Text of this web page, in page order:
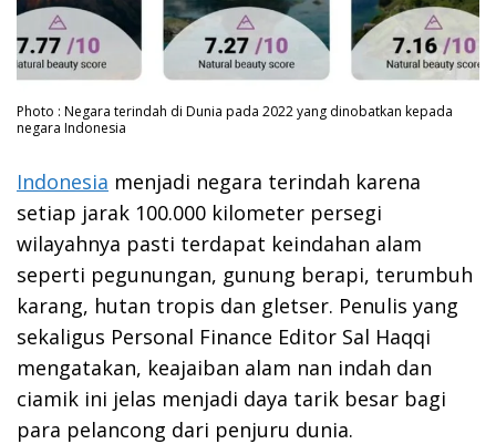
Photo : Negara terindah di Dunia pada 2022 yang dinobatkan kepada
negara Indonesia
Indonesia menjadi negara terindah karena
setiap jarak 100.000 kilometer persegi
wilayahnya pasti terdapat keindahan alam
seperti pegunungan, gunung berapi, terumbuh
karang, hutan tropis dan gletser. Penulis yang
sekaligus Personal Finance Editor Sal Haqqi
mengatakan, keajaiban alam nan indah dan
ciamik ini jelas menjadi daya tarik besar bagi
para pelancong dari penjuru dunia.